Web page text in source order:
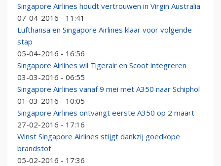
Singapore Airlines houdt vertrouwen in Virgin Australia
07-04-2016 - 11:41
Lufthansa en Singapore Airlines klaar voor volgende
stap
05-04-2016 - 16:56
Singapore Airlines wil Tigerair en Scoot integreren
03-03-2016 - 06:55
Singapore Airlines vanaf 9 mei met A350 naar Schiphol
01-03-2016 - 10:05
Singapore Airlines ontvangt eerste A350 op 2 maart
27-02-2016 - 17:16
Winst Singapore Airlines stijgt dankzij goedkope
brandstof
05-02-2016 - 17:36